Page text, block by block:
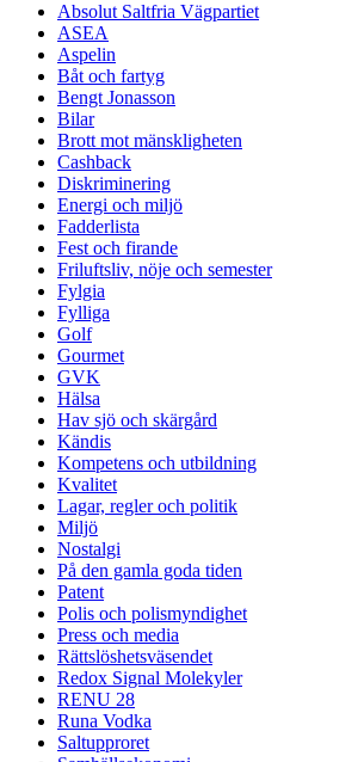
Absolut Saltfria Vägpartiet
ASEA
Aspelin
Båt och fartyg
Bengt Jonasson
Bilar
Brott mot mänskligheten
Cashback
Diskriminering
Energi och miljö
Fadderlista
Fest och firande
Friluftsliv, nöje och semester
Fylgia
Fylliga
Golf
Gourmet
GVK
Hälsa
Hav sjö och skärgård
Kändis
Kompetens och utbildning
Kvalitet
Lagar, regler och politik
Miljö
Nostalgi
På den gamla goda tiden
Patent
Polis och polismyndighet
Press och media
Rättslöshetsväsendet
Redox Signal Molekyler
RENU 28
Runa Vodka
Saltupproret